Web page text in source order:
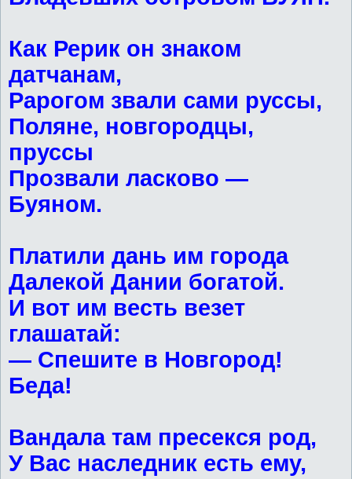
Как Рерик он знаком
датчанам,
Рарогом звали сами руссы,
Поляне, новгородцы,
пруссы
Прозвали ласково —
Буяном.
Платили дань им города
Далекой Дании богатой.
И вот им весть везет
глашатай:
— Спешите в Новгород!
Беда!
Вандала там пресекся род,
У Вас наследник есть ему,